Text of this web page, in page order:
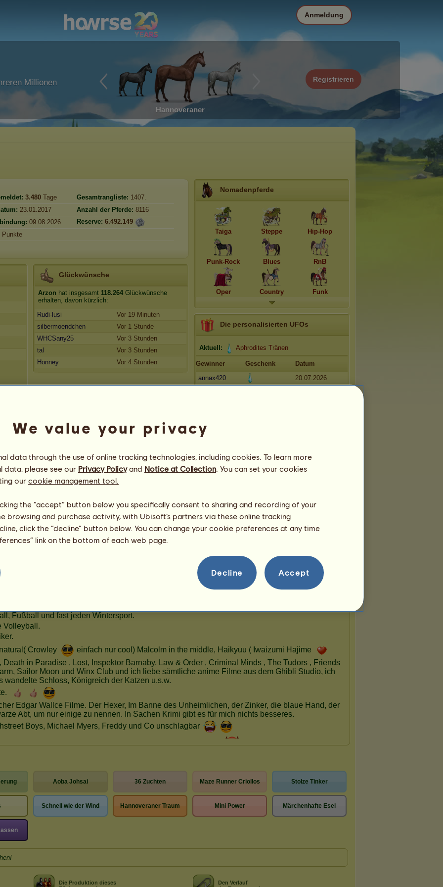
Millionen
Hannoveraner
Registrieren
Anmeldung
3.480 Tage Gesamtrangliste: 1407.
23.01.2017 Anzahl der Pferde: 8116
09.08.2026 Reserve: 6.492.149
Punkte
Glückwünsche
Arzon hat insgesamt 118.264 Glückwünsche
erhalten, davon kürzlich:
Rudi-lusi
Vor 19 Minuten
silbermoendchen
Vor 1 Stunde
WHCSany25
Vor 3 Stunden
tal
Vor 3 Stunden
Honney
Vor 4 Stunden
Criollo Alle meine Pferde ansehen
Nomadenpferde
Taiga Steppe Hip-Hop
Punk-Rock Blues RnB
Oper Country Funk
Die personalisierten UFOs
Aktuell: Aphrodites Tränen
Gewinner Geschenk
Datum
annax420
20.07.2026
Thema
Neuer Spielmodus:…
Vor 151 Tage
[Event] Weiterent…
[FT] Werbung für …
Vor 256 Tage
Aoba Johsai 36 Zuchten Maze Runner Criollos Stolze Tinker
Schnell wie der Wind Hannoveraner Traum Mini Power Märchenhafte Esel
Die Produktion dieses
Den Verlauf
We value your privacy
data through the use of online tracking technologies, including cookies. To learn more
data, please see our Privacy Policyand Notice at Collection. You can set your cookies
our cookie management tool.
the “accept” button below you specifically consent to sharing and recording of your
browsing and purchase activity, with Ubisoft’s partners via these online tracking
click the “decline” button below. You can change your cookie preferences at any time
link on the bottom of each web page.
Decline Accept